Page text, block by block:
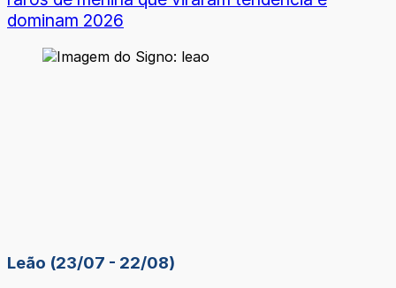
dominam 2026
Leão (23/07 - 22/08)